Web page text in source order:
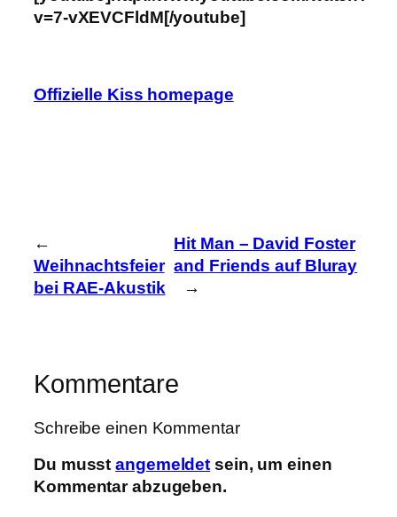
v=7-vXEVCFldM[/youtube]
Offizielle Kiss homepage
←
Weihnachtsfeier
bei RAE-Akustik
Hit Man – David Foster
and Friends auf Bluray
→
Kommentare
Schreibe einen Kommentar
Du musstangemeldet sein, um einen
Kommentar abzugeben.